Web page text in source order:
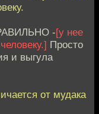
-[у нее
Просто
и выгула
от мудака